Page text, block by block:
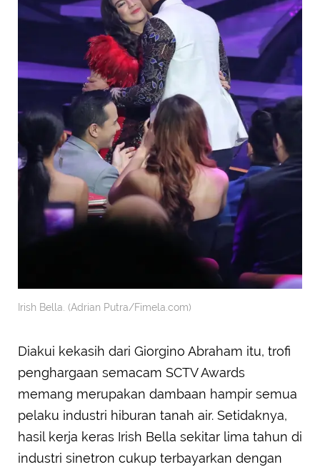
Irish Bella. (Adrian Putra/Fimela.com)
Diakui kekasih dari Giorgino Abraham itu, trofi
penghargaan semacam SCTV Awards
memang merupakan dambaan hampir semua
pelaku industri hiburan tanah air. Setidaknya,
hasil kerja keras Irish Bella sekitar lima tahun di
industri sinetron cukup terbayarkan dengan